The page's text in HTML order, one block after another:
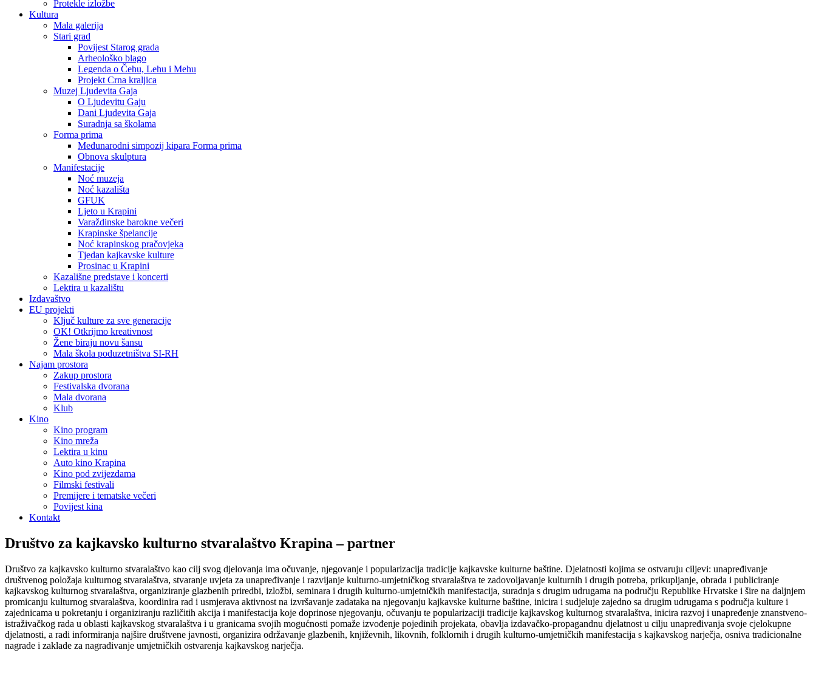
Protekle izložbe
Kultura
Mala galerija
Stari grad
Povijest Starog grada
Arheološko blago
Legenda o Čehu, Lehu i Mehu
Projekt Crna kraljica
Muzej Ljudevita Gaja
O Ljudevitu Gaju
Dani Ljudevita Gaja
Suradnja sa školama
Forma prima
Međunarodni simpozij kipara Forma prima
Obnova skulptura
Manifestacije
Noć muzeja
Noć kazališta
GFUK
Ljeto u Krapini
Varaždinske barokne večeri
Krapinske špelancije
Noć krapinskog pračovjeka
Tjedan kajkavske kulture
Prosinac u Krapini
Kazališne predstave i koncerti
Lektira u kazalištu
Izdavaštvo
EU projekti
Ključ kulture za sve generacije
OK! Otkrijmo kreativnost
Žene biraju novu šansu
Mala škola poduzetništva SI-RH
Najam prostora
Zakup prostora
Festivalska dvorana
Mala dvorana
Klub
Kino
Kino program
Kino mreža
Lektira u kinu
Auto kino Krapina
Kino pod zvijezdama
Filmski festivali
Premijere i tematske večeri
Povijest kina
Kontakt
Društvo za kajkavsko kulturno stvaralaštvo Krapina – partner
Društvo za kajkavsko kulturno stvaralaštvo kao cilj svog djelovanja ima očuvanje, njegovanje i popularizacija tradicije kajkavske kulturne baštine. Djelatnosti kojima se ostvaruju ciljevi: unapređivanje
društvenog položaja kulturnog stvaralaštva, stvaranje uvjeta za unapređivanje i razvijanje kulturno-umjetničkog stvaralaštva te zadovoljavanje kulturnih i drugih potreba, prikupljanje, obrada i publiciranje
kajkavskog kulturnog stvaralaštva, organiziranje glazbenih priredbi, izložbi, seminara i drugih kulturno-umjetničkih manifestacija, suradnja s drugim udrugama na području Republike Hrvatske i šire na daljnjem
promicanju kulturnog stvaralaštva, koordinira rad i usmjerava aktivnost na izvršavanje zadataka na njegovanju kajkavske kulturne baštine, inicira i sudjeluje zajedno sa drugim udrugama s područja kulture i
zajednicama u pokretanju i organiziranju različitih akcija i manifestacija koje doprinose njegovanju, očuvanju te popularizaciji tradicije kajkavskog kulturnog stvaralaštva, inicira razvoj i unapređenje znanstveno-
istraživačkog rada u oblasti kajkavskog stvaralaštva i u granicama svojih mogućnosti pomaže izvođenje pojedinih projekata, obavlja izdavačko-propagandnu djelatnost u cilju unapređivanja svoje cjelokupne
djelatnosti, a radi informiranja najšire društvene javnosti, organizira održavanje glazbenih, književnih, likovnih, folklornih i drugih kulturno-umjetničkih manifestacija s kajkavskog narječja, osniva tradicionalne
nagrade i zaklade za nagrađivanje umjetničkih ostvarenja kajkavskog narječja.